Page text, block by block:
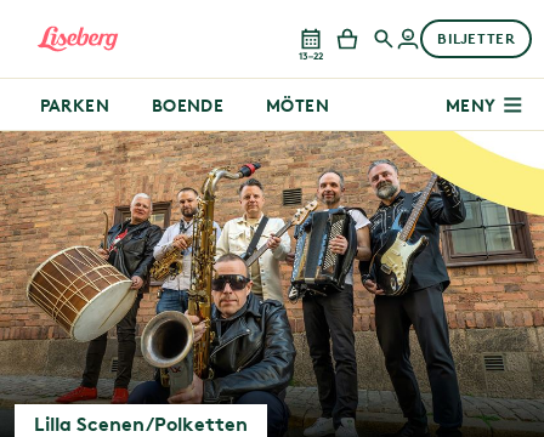
13–22
BILJETTER
PARKEN BOENDE MÖTEN MENY
Lilla Scenen/Polketten